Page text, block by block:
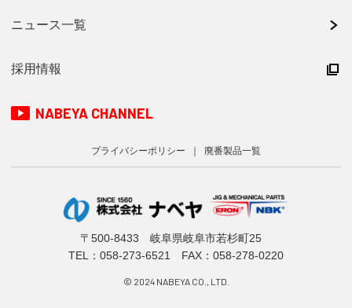
ニュース一覧
採用情報
NABEYA CHANNEL
プライバシーポリシー 廃番製品一覧
〒500-8433 岐阜県岐阜市若杉町25
TEL： 058-273-6521 FAX：058-278-0220
© 2024 NABEYA CO., LTD.